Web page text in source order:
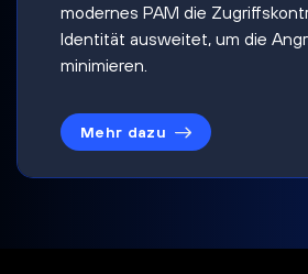
modernes PAM die
Identität ausweitet, um die
minimieren.
Mehr dazu